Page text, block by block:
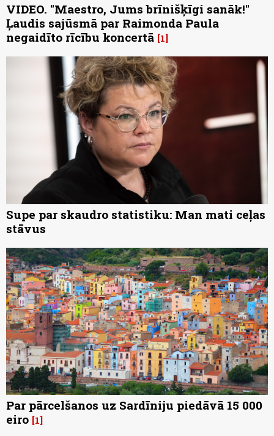
VIDEO. "Maestro, Jums brīnišķīgi sanāk!"
Ļaudis sajūsmā par Raimonda Paula
negaidīto rīcību koncertā 1
Supe par skaudro statistiku: Man mati ceļas
stāvus
Par pārcelšanos uz Sardīniju piedāvā 15 000
eiro 1